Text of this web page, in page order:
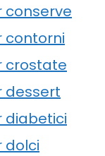
conserve
contorni
crostate
dessert
diabetici
dolci